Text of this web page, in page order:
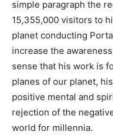
simple paragraph the
15,355,000 visitors to
planet conducting
increase the
sense that his work is
planes of our planet,
positive mental and
rejection of the
world for millennia.